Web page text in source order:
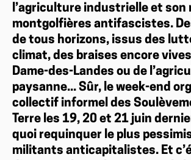
l’agriculture industrielle et son
montgolfières antifascistes.
de tous horizons, issus des
climat, des braises encore
Dame-des-Landes ou de
paysanne... Sûr, le week-end
collectif informel des
Terre les 19, 20 et 21 juin
quoi requinquer le plus
militants anticapitalistes. Et